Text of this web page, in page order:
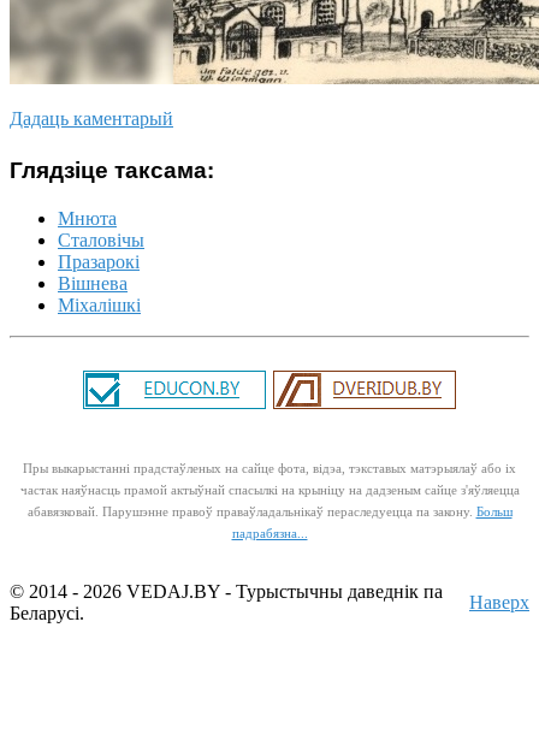
Дадаць каментарый
Глядзіце таксама:
Мнюта
Сталовічы
Празарокі
Вішнева
Міхалішкі
Пры выкарыстанні прадстаўленых на сайце фота, відэа, тэкставых матэрыялаў або іх
частак наяўнасць прамой актыўнай спасылкі на крыніцу на дадзеным сайце з'яўляецца
абавязковай. Парушэнне правоў праваўладальнікаў пераследуецца па закону. Больш
падрабязна...
© 2014 - 2026 VEDAJ.BY - Турыстычны даведнік па
Беларусі.
Наверх